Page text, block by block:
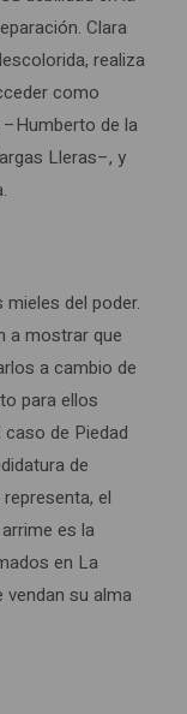
Clara
realiza
como
de la
Lleras–, y
del poder.
a mostrar que
a cambio de
para ellos
de Piedad
de
el
es la
en La
vendan su alma